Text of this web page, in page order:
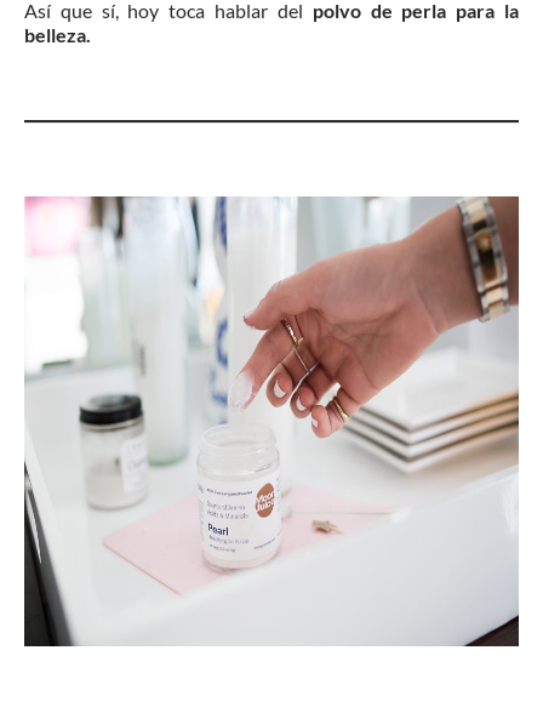
Así que sí, hoy toca hablar del polvo de perla para la
belleza.